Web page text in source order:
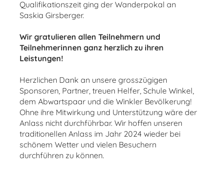
Qualifikationszeit ging der Wanderpokal an
Saskia Girsberger.
Wir gratulieren allen Teilnehmern und
Teilnehmerinnen ganz herzlich zu ihren
Leistungen!
Herzlichen Dank an unsere grosszügigen
Sponsoren, Partner, treuen Helfer, Schule Winkel,
dem Abwartspaar und die Winkler Bevölkerung!
Ohne ihre Mitwirkung und Unterstützung wäre der
Anlass nicht durchführbar. Wir hoffen unseren
traditionellen Anlass im Jahr 2024 wieder bei
schönem Wetter und vielen Besuchern
durchführen zu können.